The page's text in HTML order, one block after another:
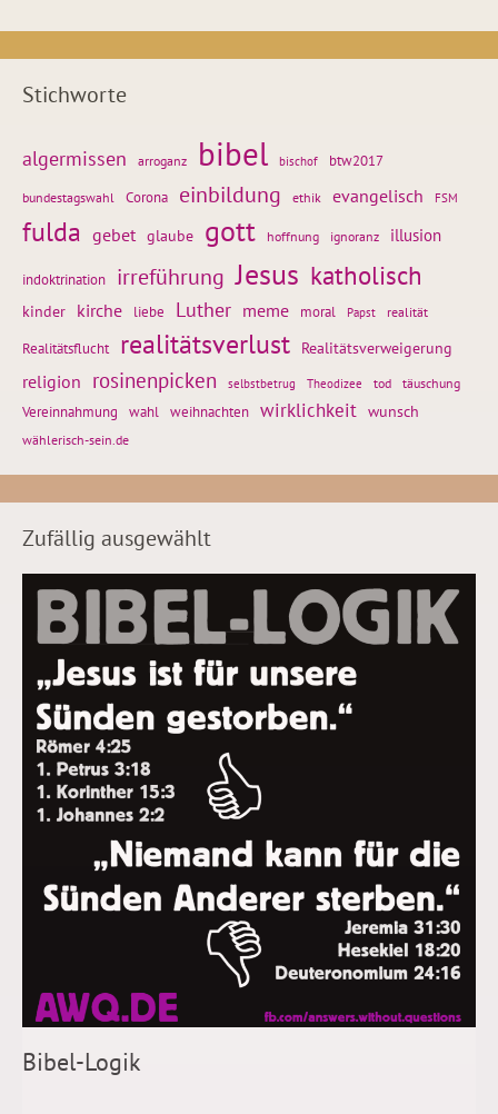
Stichworte
algermissen arroganz bibel bischof btw2017
bundestagswahl Corona einbildung ethik evangelisch FSM
fulda gebet glaube gott hoffnung ignoranz illusion
indoktrination irreführung Jesus katholisch
kinder kirche liebe Luther meme moral Papst realität
Realitätsflucht realitätsverlust Realitätsverweigerung
religion rosinenpicken selbstbetrug Theodizee tod täuschung
Vereinnahmung wahl weihnachten wirklichkeit wunsch
wählerisch-sein.de
Zufällig ausgewählt
Bibel-Logik